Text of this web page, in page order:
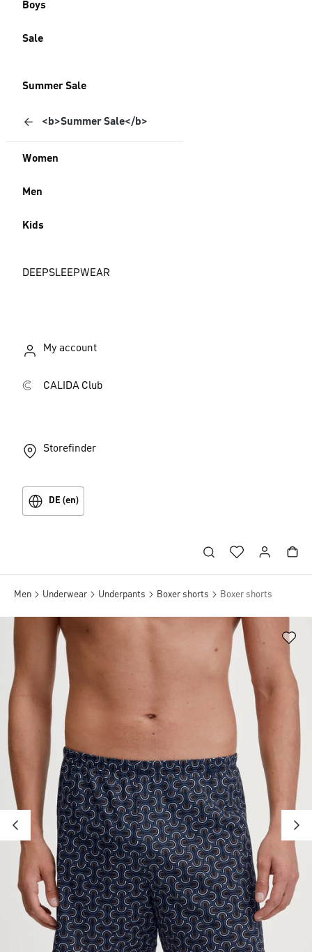
Boys
Sale
Summer Sale
<b>Summer Sale</b>
Women
Men
Kids
DEEPSLEEPWEAR
My account
CALIDA Club
Storefinder
DE (en)
Men Underwear Underpants Boxer shorts Boxer shorts